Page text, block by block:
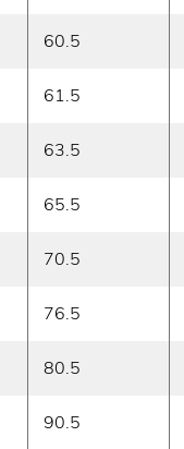
60.5
61.5
63.5
65.5
70.5
76.5
80.5
90.5